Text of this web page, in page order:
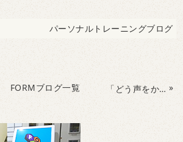
パーソナルトレーニングブログ
FORMブログ一覧 「どう声をかけたらいいのか分からない…」と思ったら »